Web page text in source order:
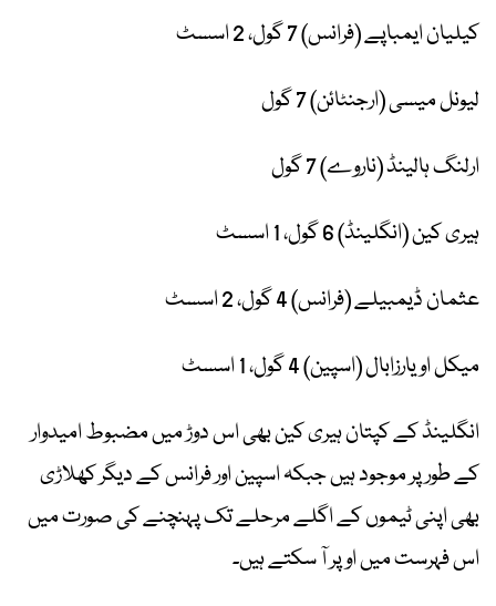
کیلیان ایمباپے (فرانس) 7 گول، 2 اسسٹ
لیونل میسی (ارجنٹائن) 7 گول
ارلنگ ہالینڈ (ناروے) 7 گول
ہیری کین (انگلینڈ) 6 گول، 1 اسسٹ
عثمان ڈیمبیلے (فرانس) 4 گول، 2 اسسٹ
میکل اویارزابال (اسپین) 4 گول، 1 اسسٹ
انگلینڈ کے کپتان ہیری کین بھی اس دوڑ میں مضبوط امیدوار
کے طور پر موجود ہیں جبکہ اسپین اور فرانس کے دیگر کھلاڑی
بھی اپنی ٹیموں کے اگلے مرحلے تک پہنچنے کی صورت میں
اس فہرست میں اوپر آ سکتے ہیں۔